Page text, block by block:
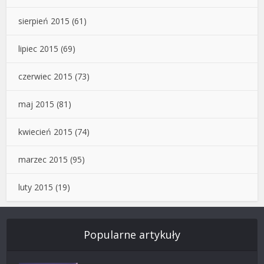
sierpień 2015 (61)
lipiec 2015 (69)
czerwiec 2015 (73)
maj 2015 (81)
kwiecień 2015 (74)
marzec 2015 (95)
luty 2015 (19)
Popularne artykuły